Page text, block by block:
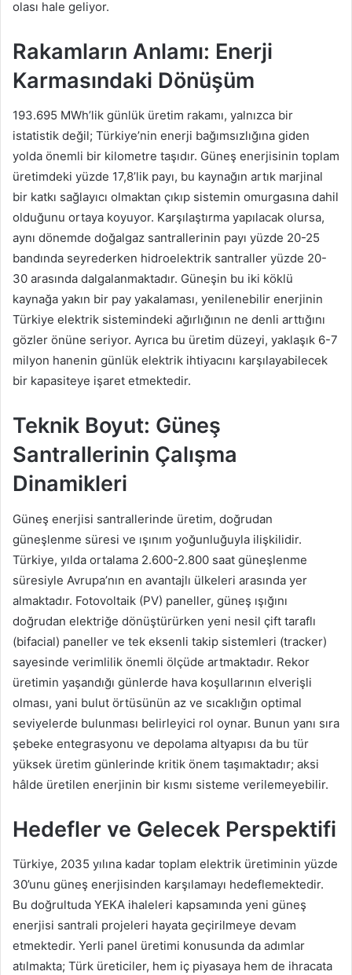
olası hale geliyor.
Rakamların Anlamı: Enerji
Karmasındaki Dönüşüm
193.695 MWh’lik günlük üretim rakamı, yalnızca bir
istatistik değil; Türkiye’nin enerji bağımsızlığına giden
yolda önemli bir kilometre taşıdır. Güneş enerjisinin toplam
üretimdeki yüzde 17,8’lik payı, bu kaynağın artık marjinal
bir katkı sağlayıcı olmaktan çıkıp sistemin omurgasına dahil
olduğunu ortaya koyuyor. Karşılaştırma yapılacak olursa,
aynı dönemde doğalgaz santrallerinin payı yüzde 20-25
bandında seyrederken hidroelektrik santraller yüzde 20-
30 arasında dalgalanmaktadır. Güneşin bu iki köklü
kaynağa yakın bir pay yakalaması, yenilenebilir enerjinin
Türkiye elektrik sistemindeki ağırlığının ne denli arttığını
gözler önüne seriyor. Ayrıca bu üretim düzeyi, yaklaşık 6-7
milyon hanenin günlük elektrik ihtiyacını karşılayabilecek
bir kapasiteye işaret etmektedir.
Teknik Boyut: Güneş
Santrallerinin Çalışma
Dinamikleri
Güneş enerjisi santrallerinde üretim, doğrudan
güneşlenme süresi ve ışınım yoğunluğuyla ilişkilidir.
Türkiye, yılda ortalama 2.600-2.800 saat güneşlenme
süresiyle Avrupa’nın en avantajlı ülkeleri arasında yer
almaktadır. Fotovoltaik (PV) paneller, güneş ışığını
doğrudan elektriğe dönüştürürken yeni nesil çift taraflı
(bifacial) paneller ve tek eksenli takip sistemleri (tracker)
sayesinde verimlilik önemli ölçüde artmaktadır. Rekor
üretimin yaşandığı günlerde hava koşullarının elverişli
olması, yani bulut örtüsünün az ve sıcaklığın optimal
seviyelerde bulunması belirleyici rol oynar. Bunun yanı sıra
şebeke entegrasyonu ve depolama altyapısı da bu tür
yüksek üretim günlerinde kritik önem taşımaktadır; aksi
hâlde üretilen enerjinin bir kısmı sisteme verilemeyebilir.
Hedefler ve Gelecek Perspektifi
Türkiye, 2035 yılına kadar toplam elektrik üretiminin yüzde
30’unu güneş enerjisinden karşılamayı hedeflemektedir.
Bu doğrultuda YEKA ihaleleri kapsamında yeni güneş
enerjisi santrali projeleri hayata geçirilmeye devam
etmektedir. Yerli panel üretimi konusunda da adımlar
atılmakta; Türk üreticiler, hem iç piyasaya hem de ihracata